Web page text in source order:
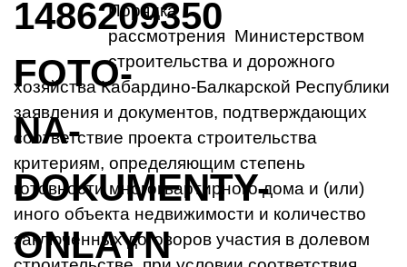
Порядка
рассмотрения Министерством
строительства и дорожного
хозяйства Кабардино-Балкарской Республики
заявления и документов, подтверждающих
соответствие проекта строительства
критериям, определяющим степень
готовности многоквартирного дома и (или)
иного объекта недвижимости и количество
заключенных договоров участия в долевом